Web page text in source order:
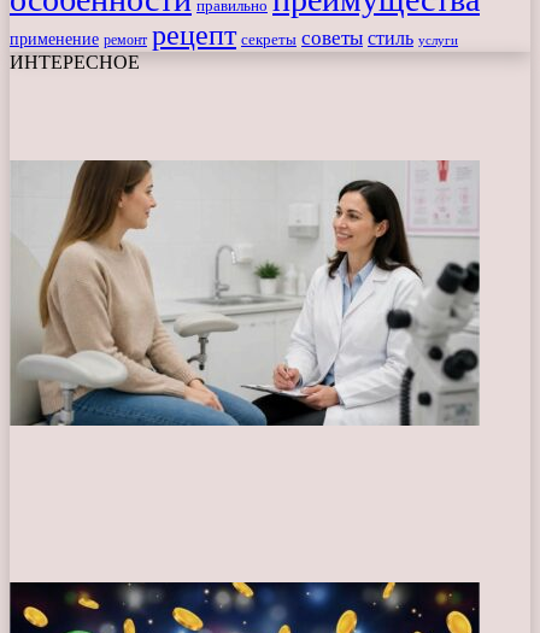
правильно
применение ремонт рецепт секреты советы стиль услуги
ИНТЕРЕСНОЕ